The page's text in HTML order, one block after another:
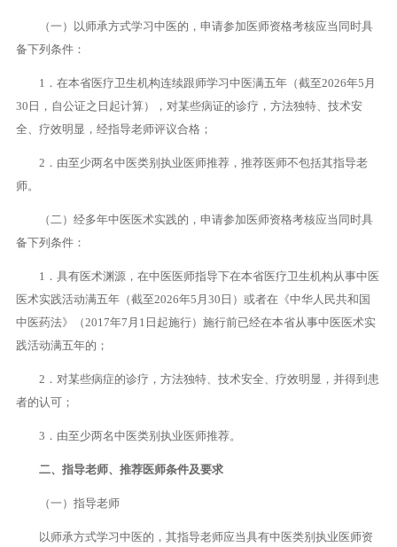
（一）以师承方式学习中医的，申请参加医师资格考核应当同时具
备下列条件：
1．在本省医疗卫生机构连续跟师学习中医满五年（截至2026年5月
30日，自公证之日起计算），对某些病证的诊疗，方法独特、技术安
全、疗效明显，经指导老师评议合格；
2．由至少两名中医类别执业医师推荐，推荐医师不包括其指导老
师。
（二）经多年中医医术实践的，申请参加医师资格考核应当同时具
备下列条件：
1．具有医术渊源，在中医医师指导下在本省医疗卫生机构从事中医
医术实践活动满五年（截至2026年5月30日）或者在《中华人民共和国
中医药法》（2017年7月1日起施行）施行前已经在本省从事中医医术实
践活动满五年的；
2．对某些病症的诊疗，方法独特、技术安全、疗效明显，并得到患
者的认可；
3．由至少两名中医类别执业医师推荐。
二、指导老师、推荐医师条件及要求
（一）指导老师
以师承方式学习中医的，其指导老师应当具有中医类别执业医师资